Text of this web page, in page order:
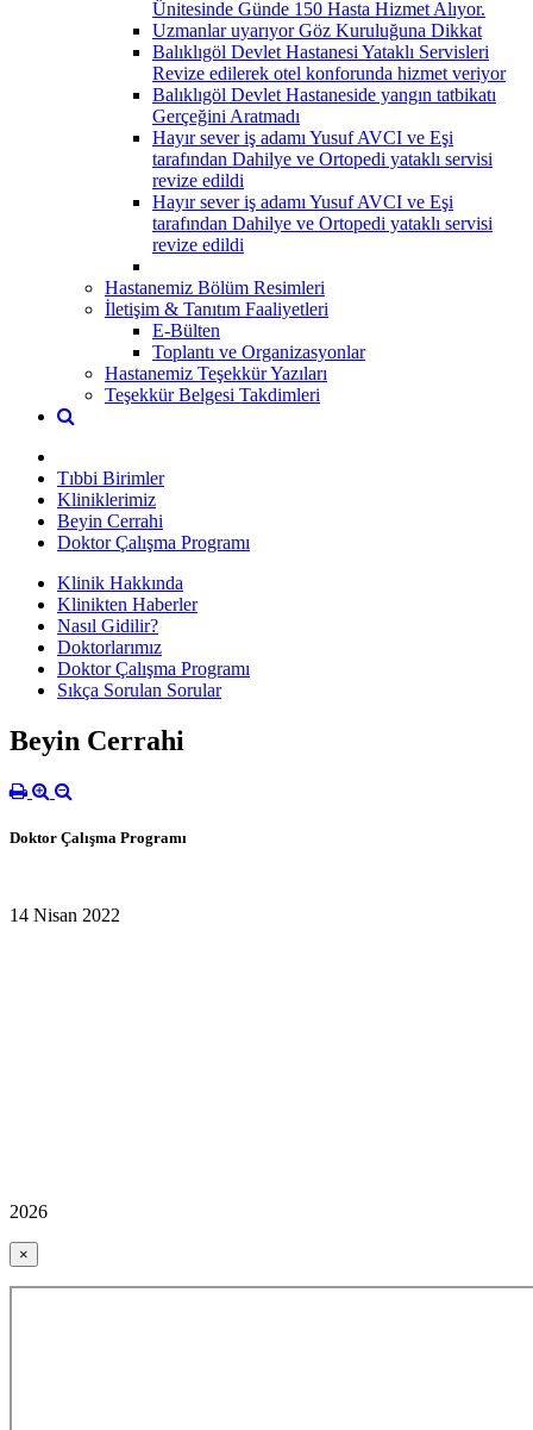
Ünitesinde Günde 150 Hasta Hizmet Alıyor.
Uzmanlar uyarıyor Göz Kuruluğuna Dikkat
Balıklıgöl Devlet Hastanesi Yataklı Servisleri
Revize edilerek otel konforunda hizmet veriyor
Balıklıgöl Devlet Hastaneside yangın tatbikatı
Gerçeğini Aratmadı
Hayır sever iş adamı Yusuf AVCI ve Eşi
tarafından Dahilye ve Ortopedi yataklı servisi
revize edildi
Hayır sever iş adamı Yusuf AVCI ve Eşi
tarafından Dahilye ve Ortopedi yataklı servisi
revize edildi
Hastanemiz Bölüm Resimleri
İletişim & Tanıtım Faaliyetleri
E-Bülten
Toplantı ve Organizasyonlar
Hastanemiz Teşekkür Yazıları
Teşekkür Belgesi Takdimleri
Tıbbi Birimler
Kliniklerimiz
Beyin Cerrahi
Doktor Çalışma Programı
Klinik Hakkında
Klinikten Haberler
Nasıl Gidilir?
Doktorlarımız
Doktor Çalışma Programı
Sıkça Sorulan Sorular
Beyin Cerrahi
Doktor Çalışma Programı
14 Nisan 2022
2026
×